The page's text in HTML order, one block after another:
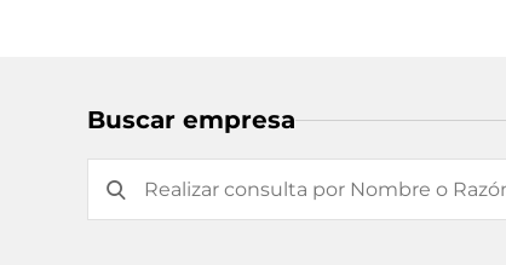
Buscar empresa